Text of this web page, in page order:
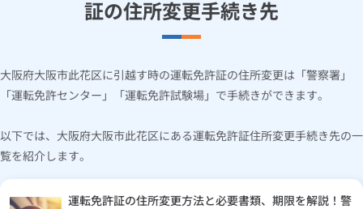
証の住所変更手続き先
大阪府大阪市此花区に引越す時の運転免許証の住所変更は「警察署」
「運転免許センター」「運転免許試験場」で手続きができます。
以下では、大阪府大阪市此花区にある運転免許証住所変更手続き先の一
覧を紹介します。
運転免許証の住所変更方法と必要書類、期限を解説！警